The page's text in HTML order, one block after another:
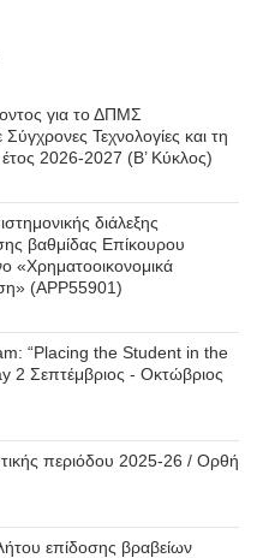
για το ΔΠΜΣ
Τεχνολογίες και τη
2026-2027 (B’ Kύκλος)
διάλεξης
βαθμίδας Επίκουρου
«Χρηματοοικονομικά
(APP55901)
“Placing the Student in the
2 Σεπτέμβριος - Οκτώβριος
περιόδου 2025-26 / Ορθή
επίδοσης βραβείων